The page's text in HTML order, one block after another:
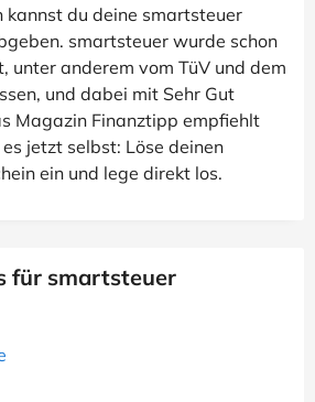
kannst du deine smartsteuer
smartsteuer wurde schon
unter anderem vom TüV und dem
und dabei mit Sehr Gut
Magazin Finanztipp empfiehlt
jetzt selbst: Löse deinen
ein und lege direkt los.
für smartsteuer